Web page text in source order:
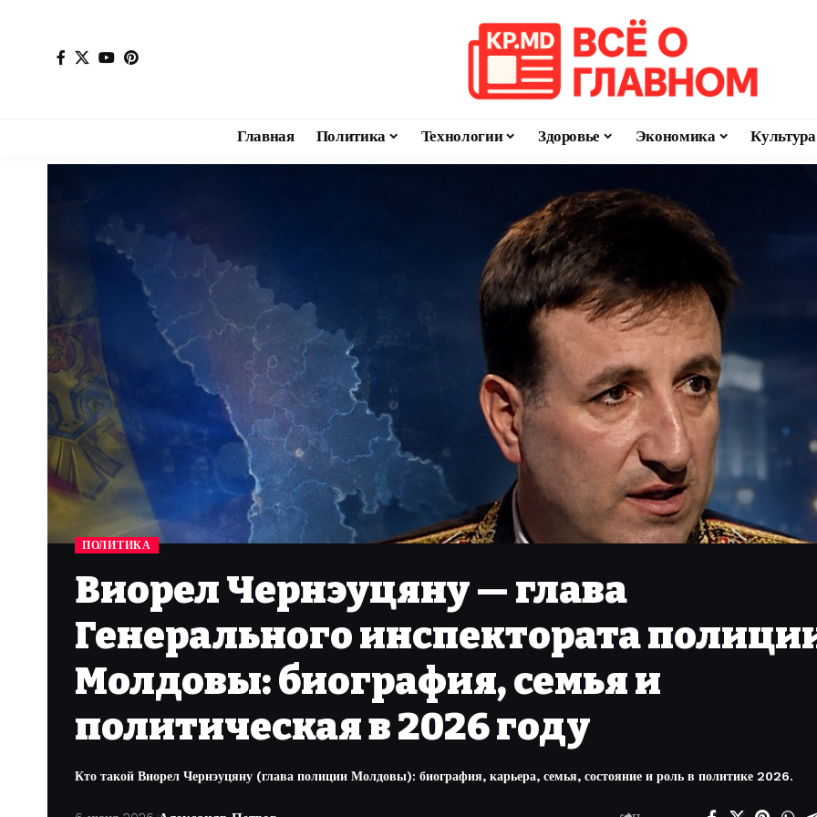
Главная Политика Технологии Здоровье Экономика Культура
ПОЛИТИКА
Виорел Чернэуцяну — глава
Генерального инспектората
Молдовы: биография, семья и
политическая в 2026 году
Кто такой Виорел Чернэуцяну (глава полиции Молдовы): биография, карьера, семья, состояние и роль в политике 2026.